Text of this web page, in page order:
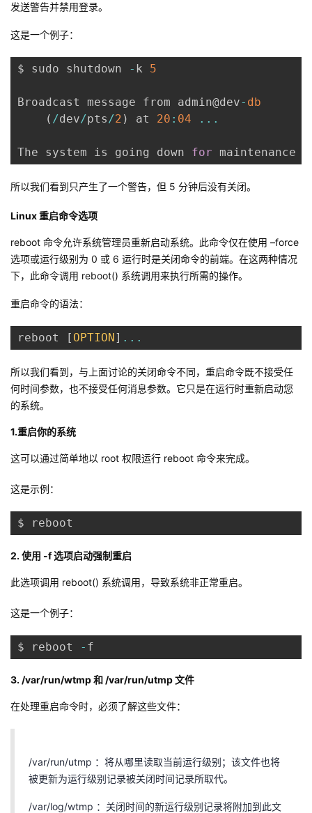
发送警告并禁用登录。
这是一个例子：
$ sudo shutdown - k 5
Broadcast message from admin@dev- db
( /dev/pts/2 ) at 20 : 04 ...
The system is going down for maintenance
所以我们看到只产生了一个警告，但 5 分钟后没有关闭。
Linux 重启命令选项
reboot 命令允许系统管理员重新启动系统。此命令仅在使用 –force
选项或运行级别为 0 或 6 运行时是关闭命令的前端。在这两种情况
下，此命令调用 reboot() 系统调用来执行所需的操作。
重启命令的语法：
reboot [ OPTION] ...
所以我们看到，与上面讨论的关闭命令不同，重启命令既不接受任
何时间参数，也不接受任何消息参数。它只是在运行时重新启动您
的系统。
1.重启你的系统
这可以通过简单地以 root 权限运行 reboot 命令来完成。
这是示例：
$ reboot
2. 使用 -f 选项启动强制重启
此选项调用 reboot() 系统调用，导致系统非正常重启。
这是一个例子：
$ reboot - f
3. /var/run/wtmp 和 /var/run/utmp 文件
在处理重启命令时，必须了解这些文件：
/var/run/utmp ：将从哪里读取当前运行级别；该文件也将
被更新为运行级别记录被关闭时间记录所取代。
/var/log/wtmp ：关闭时间的新运行级别记录将附加到此文